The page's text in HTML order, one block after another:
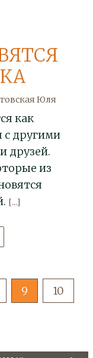
Юля
как
с другими
друзей.
из
[...]
9
10